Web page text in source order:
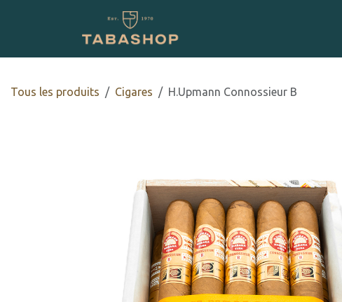
Tous les produits ​​​Cigares H.Upmann Connossieur B